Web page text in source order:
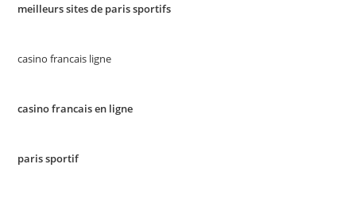
meilleurs sites de paris sportifs
casino francais ligne
casino francais en ligne
paris sportif